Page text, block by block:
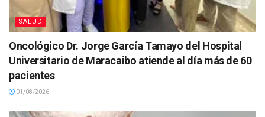
SALUD
Oncológico Dr. Jorge García Tamayo del Hospital
Universitario de Maracaibo atiende al día más de 60
pacientes
01/08/2026